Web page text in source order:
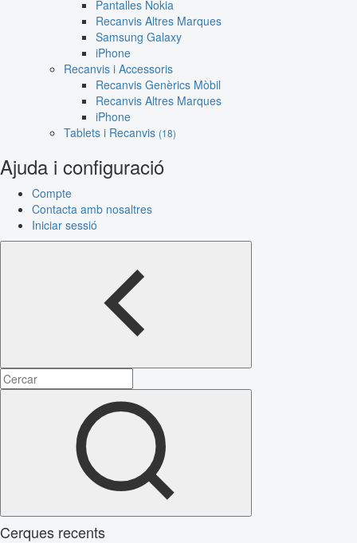
Pantalles Nokia
Recanvis Altres Marques
Samsung Galaxy
iPhone
Recanvis i Accessoris
Recanvis Genèrics Mòbil
Recanvis Altres Marques
iPhone
Tablets i Recanvis (18)
Ajuda i configuració
Compte
Contacta amb nosaltres
Iniciar sessió
Cerques recents